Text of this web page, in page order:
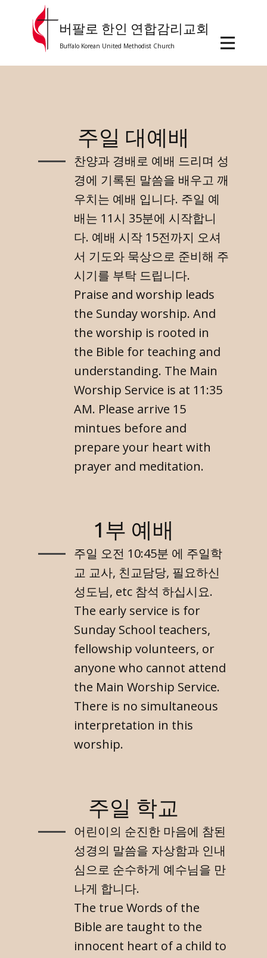
버팔로 한인 연합감리교회
Buffalo Korean United Methodist Church
주일 대예배
찬양과 경배로 예배 드리며 성
경에 기록된 말씀을 배우고 깨
우치는 예배 입니다. 주일 예
배는 11시 35분에 시작합니
다. 예배 시작 15전까지 오셔
서 기도와 묵상으로 준비해 주
시기를 부탁 드립니다.
Praise and worship leads
the Sunday worship. And
the worship is rooted in
the Bible for teaching and
understanding. The Main
Worship Service is at 11:35
AM. Please arrive 15
mintues before and
prepare your heart with
prayer and meditation.
1부 예배
주일 오전 10:45분 에 주일학
교 교사, 친교담당, 필요하신
성도님, etc 참석 하십시요.
The early service is for
Sunday School teachers,
fellowship volunteers, or
anyone who cannot attend
the Main Worship Service.
There is no simultaneous
interpretation in this
worship.
주일 학교
어린이의 순진한 마음에 참된
성경의 말씀을 자상함과 인내
심으로 순수하게 예수님을 만
나게 합니다.
The true Words of the
Bible are taught to the
innocent heart of a child to